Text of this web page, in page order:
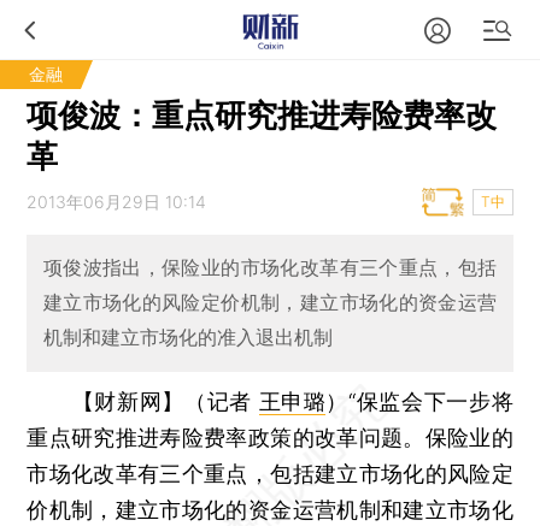
金融
项俊波：重点研究推进寿险费率改
革
2013年06月29日 10:14 T中
项俊波指出，保险业的市场化改革有三个重点，包括
建立市场化的风险定价机制，建立市场化的资金运营
机制和建立市场化的准入退出机制
【财新网】（记者 王申璐）“保监会下一步将
重点研究推进寿险费率政策的改革问题。保险业的
市场化改革有三个重点，包括建立市场化的风险定
价机制，建立市场化的资金运营机制和建立市场化